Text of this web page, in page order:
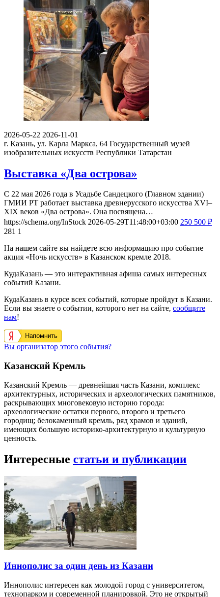
2026-05-22 2026-11-01
г. Казань, ул. Карла Маркса, 64 Государственный музей
изобразительных искусств Республики Татарстан
Выставка «Два острова»
С 22 мая 2026 года в Усадьбе Сандецкого (Главном здании)
ГМИИ РТ работает выставка древнерусского искусства XVI–
XIX веков «Два острова». Она посвящена…
https://schema.org/InStock 2026-05-29T11:48:00+03:00 250 500 ₽
281 1
На нашем сайте вы найдете всю информацию про событие
акция «Ночь искусств» в Казанском кремле 2018.
КудаКазань — это интерактивная афиша самых интересных
событий Казани.
КудаКазань в курсе всех событий, которые пройдут в Казани.
Если вы знаете о событии, которого нет на сайте, сообщите
нам!
Напомнить
Вы организатор этого события?
Казанский Кремль
Казанский Кремль — древнейшая часть Казани, комплекс
архитектурных, исторических и археологических памятников,
раскрывающих многовековую историю города:
археологические остатки первого, второго и третьего
городищ; белокаменный кремль, ряд храмов и зданий,
имеющих большую историко-архитектурную и культурную
ценность.
Интересные статьи и публикации
Иннополис за один день из Казани
Иннополис интересен как молодой город с университетом,
технопарком и современной планировкой. Это не открытый